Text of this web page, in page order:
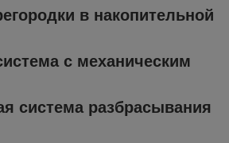
в накопительной
с механическим
система разбрасывания